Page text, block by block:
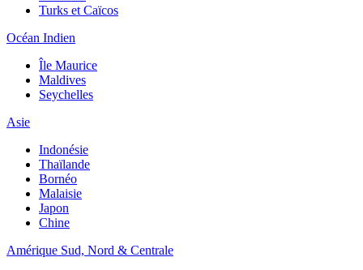
Turks et Caïcos
Océan Indien
Île Maurice
Maldives
Seychelles
Asie
Indonésie
Thaïlande
Bornéo
Malaisie
Japon
Chine
Amérique Sud, Nord & Centrale